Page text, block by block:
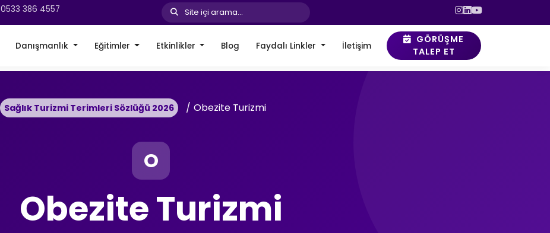
0533 386 4557 Site içi arama...
Danışmanlık Eğitimler Etkinlikler Blog Faydalı Linkler İletişim
GÖRÜŞME
TALEP ET
Sağlık Turizmi Terimleri Sözlüğü 2026 Obezite Turizmi
O
Obezite Turizmi